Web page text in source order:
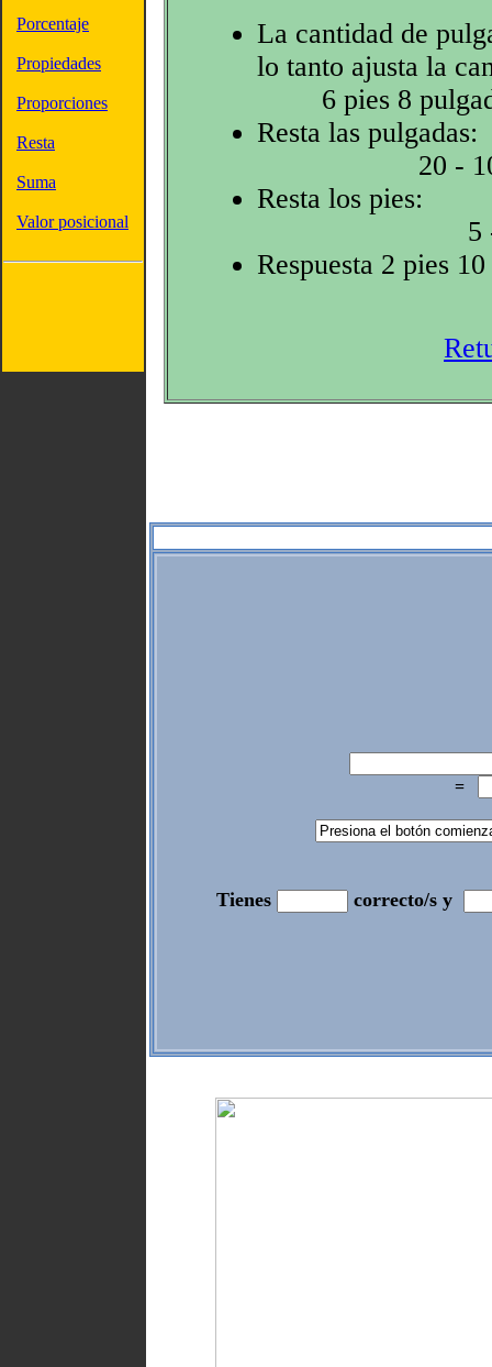
Porcentaje
Propiedades
Proporciones
Resta
Suma
Valor posicional
La cantidad de
lo tanto ajusta la
6 pies 8
Resta las pulgadas:
20 -
Resta los pies:
5
Respuesta 2 pies
=
Tienes correcto/s y